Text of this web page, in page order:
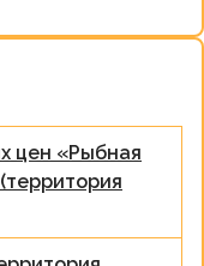
цен «Рыбная